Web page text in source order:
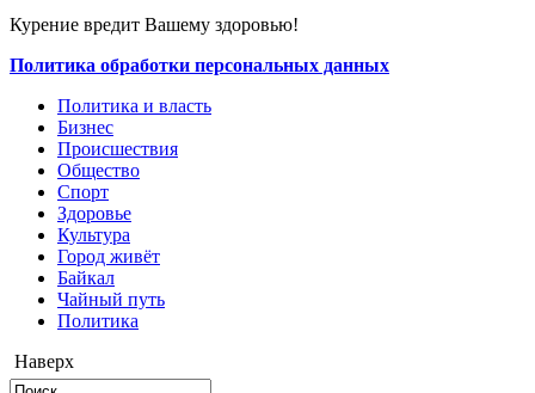
Курение вредит Вашему здоровью!
Политика обработки персональных данных
Политика и власть
Бизнес
Происшествия
Общество
Cпорт
Здоровье
Культура
Город живёт
Байкал
Чайный путь
Политика
Наверх